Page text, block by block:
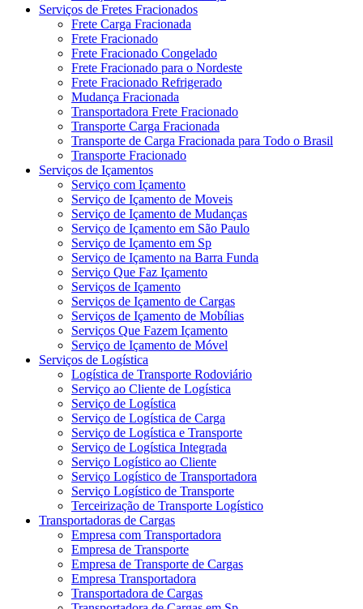
Serviços de Fretes Fracionados
Frete Carga Fracionada
Frete Fracionado
Frete Fracionado Congelado
Frete Fracionado para o Nordeste
Frete Fracionado Refrigerado
Mudança Fracionada
Transportadora Frete Fracionado
Transporte Carga Fracionada
Transporte de Carga Fracionada para Todo o Brasil
Transporte Fracionado
Serviços de Içamentos
Serviço com Içamento
Serviço de Içamento de Moveis
Serviço de Içamento de Mudanças
Serviço de Içamento em São Paulo
Serviço de Içamento em Sp
Serviço de Içamento na Barra Funda
Serviço Que Faz Içamento
Serviços de Içamento
Serviços de Içamento de Cargas
Serviços de Içamento de Mobílias
Serviços Que Fazem Içamento
Serviço de Içamento de Móvel
Serviços de Logística
Logística de Transporte Rodoviário
Serviço ao Cliente de Logística
Serviço de Logística
Serviço de Logística de Carga
Serviço de Logística e Transporte
Serviço de Logística Integrada
Serviço Logístico ao Cliente
Serviço Logístico de Transportadora
Serviço Logístico de Transporte
Terceirização de Transporte Logístico
Transportadoras de Cargas
Empresa com Transportadora
Empresa de Transporte
Empresa de Transporte de Cargas
Empresa Transportadora
Transportadora de Cargas